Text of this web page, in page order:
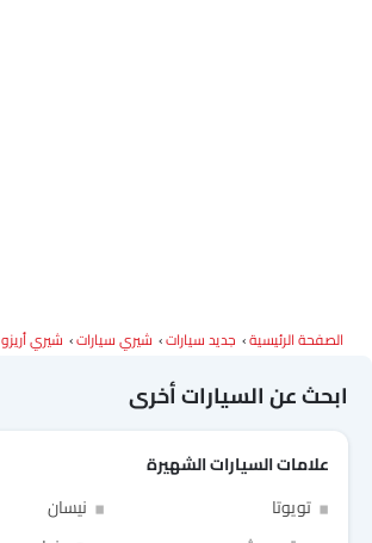
الصفحة الرئيسية جديد سيارات شيري سيارات شيري أريزو 5 برو
ابحث عن السيارات أخرى
علامات السيارات الشهيرة
تويوتا
نيسان
Link Your Facebook Account